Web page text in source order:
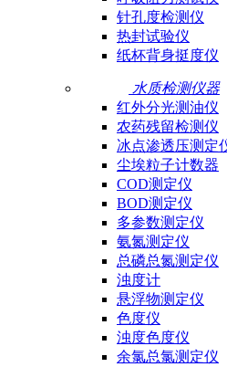
针孔度检测仪
热封试验仪
纸杯背身挺度仪
水质检测仪器
红外分光测油仪
农药残留检测仪
冰点渗透压测定
尘埃粒子计数器
COD测定仪
BOD测定仪
多参数测定仪
氨氮测定仪
总磷总氮测定仪
浊度计
悬浮物测定仪
色度仪
浊度色度仪
余氯总氯测定仪